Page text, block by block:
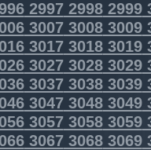
299729982999
300730083009
301730183019
302730283029
303730383039
304730483049
305730583059
306730683069